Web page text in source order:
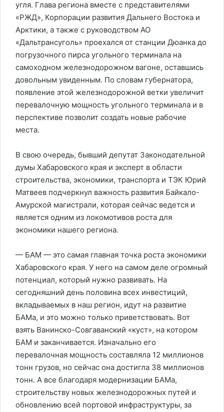
угля. Глава региона вместе с представителями
«РЖД», Корпорации развития Дальнего Востока и
Арктики, а также с руководством АО
«Дальтрансуголь» проехался от станции Дюанка до
погрузочного пирса угольного терминала на
самоходном железнодорожном вагоне, оставшись
довольным увиденным. По словам губернатора,
появление этой железнодорожной ветки увеличит
перевалочную мощность угольного терминала и в
перспективе позволит создать новые рабочие
места.
В свою очередь, бывший депутат Законодательной
думы Хабаровского края и эксперт в области
строительства, экономики, транспорта и ТЭК Юрий
Матвеев подчеркнул важность развития Байкало-
Амурской магистрали, которая сейчас ведется и
является одним из локомотивов роста для
экономики нашего региона.
— БАМ — это самая главная точка роста экономики
Хабаровского края. У него на самом деле огромный
потенциал, который нужно развивать. На
сегодняшний день половина всех инвестиций,
вкладываемых в наш регион, идут на развитие
БАМа, и это можно только приветствовать. Вот
взять Ванинско-Совгаванский «куст», на котором
БАМ и заканчивается. Изначально его
перевалочная мощность составляла 12 миллионов
тонн грузов, но сейчас она достигла 38 миллионов
тонн. А все благодаря модернизации БАМа,
строительству новых железнодорожных путей и
обновлению всей портовой инфраструктуры, за